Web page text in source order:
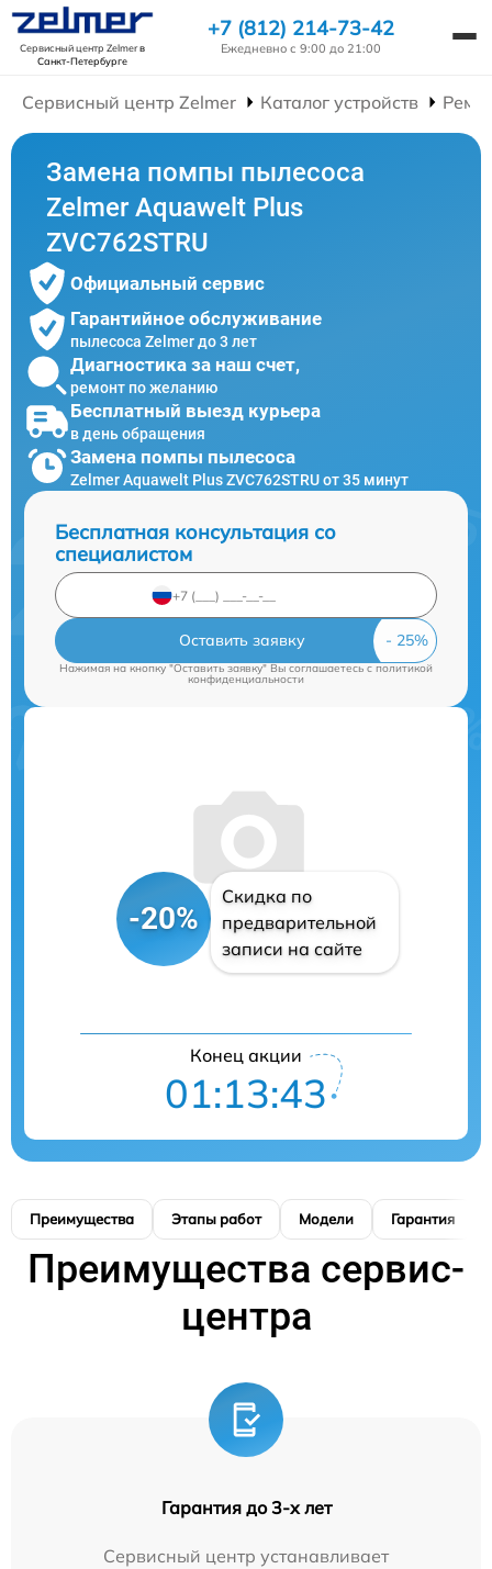
Сервисный центр Zelmerв
Санкт-Петербурге
+7 (812) 214-73-42
Ежедневно с 9:00 до 21:00
Сервисный центр Zelmer Каталог устройств
Замена помпы пылесоса
Zelmer Aquawelt Plus
ZVC762STRU
Официальный сервис
Гарантийное обслуживание
пылесоса Zelmer до 3 лет
Диагностика за наш счет,
ремонт по желанию
Бесплатный выезд курьера
в день обращения
Замена помпы пылесоса
Zelmer Aquawelt Plus ZVC762STRU от 35 минут
Бесплатная консультация со
специалистом
Оставить заявку
Нажимая на кнопку "Оставить заявку" Вы соглашаетесь c политикой
конфиденциальности
-20%
Скидка по
предварительной
записи на сайте
Конец акции
01:13:42
Преимущества Этапы работ Модели Гарантия
Преимущества сервис-
центра
Гарантия до 3-х лет
Сервисный центр устанавливает